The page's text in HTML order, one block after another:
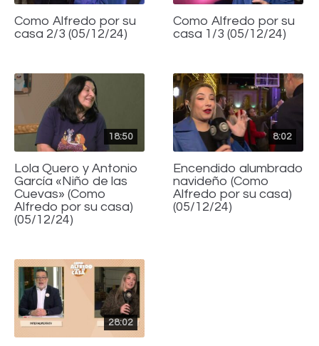
Como Alfredo por su
casa 2/3 (05/12/24)
Como Alfredo por su
casa 1/3 (05/12/24)
18:50
Lola Quero y Antonio
García «Niño de las
Cuevas» (Como
Alfredo por su casa)
(05/12/24)
8:02
Encendido alumbrado
navideño (Como
Alfredo por su casa)
(05/12/24)
28:02